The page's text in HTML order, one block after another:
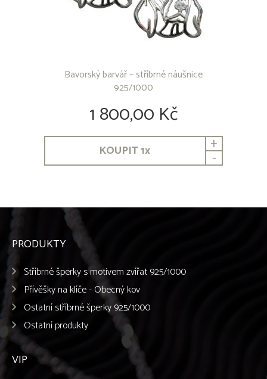
Bavorský barvář – stříbrné náušnice
925/1000
1 800,00 Kč
KOUPIT1x +
-
PRODUKTY
Stříbrné šperky s motivem zvířat 925/1000
Přívěšky na klíče - Obecný kov
Ostatní stříbrné šperky 925/1000
Ostatní produkty
VIP